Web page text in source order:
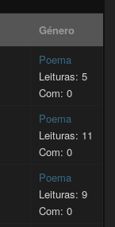
Género
Poema
Leituras: 5
Com: 0
Poema
Leituras: 11
Com: 0
Poema
Leituras: 9
Com: 0